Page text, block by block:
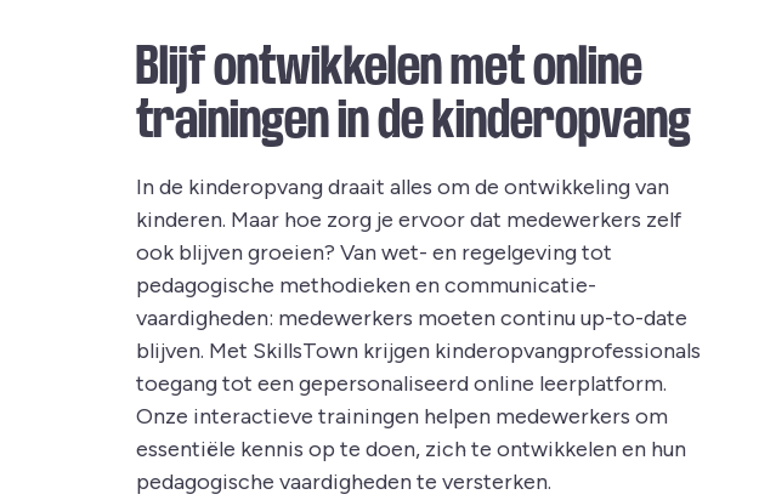
Blijf ontwikkelen met online
trainingen in de kinderopvang
In de kinderopvang draait alles om de ontwikkeling van
kinderen. Maar hoe zorg je ervoor dat medewerkers zelf
ook blijven groeien? Van wet- en regelgeving tot
pedagogische methodieken en communicatie-
vaardigheden: medewerkers moeten continu up-to-date
blijven. Met SkillsTown krijgen kinderopvangprofessionals
toegang tot een gepersonaliseerd online leerplatform.
Onze interactieve trainingen helpen medewerkers om
essentiële kennis op te doen, zich te ontwikkelen en hun
pedagogische vaardigheden te versterken.